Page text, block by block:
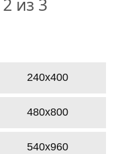
из 3
240x400
480x800
540x960